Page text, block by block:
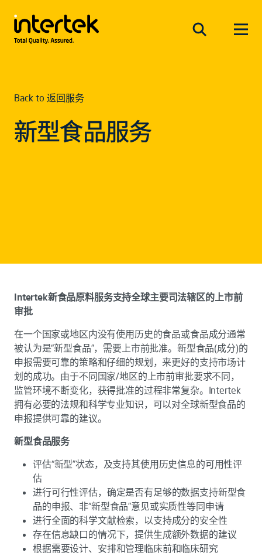
Back to 返回服务
新型食品服务
Intertek新食品原料服务支持全球主要司法辖区的上市前
审批
在一个国家或地区内没有使用历史的食品或食品成分通常
被认为是“新型食品”，需要上市前批准。新型食品(成分)的
申报需要可靠的策略和仔细的规划，来更好的支持市场计
划的成功。由于不同国家/地区的上市前审批要求不同，
监管环境不断变化，获得批准的过程非常复杂。Intertek
拥有必要的法规和科学专业知识，可以对全球新型食品的
申报提供可靠的建议。
新型食品服务
评估“新型”状态，及支持其使用历史信息的可用性评
估
进行可行性评估，确定是否有足够的数据支持新型食
品的申报、非“新型食品”意见或实质性等同申请
进行全面的科学文献检索，以支持成分的安全性
存在信息缺口的情况下，提供生成额外数据的建议
根据需要设计、安排和管理临床前和临床研究